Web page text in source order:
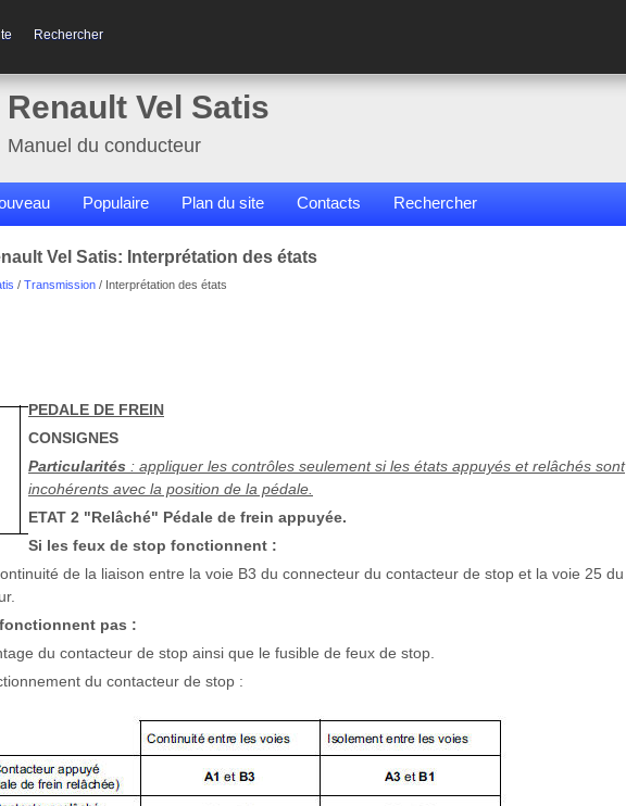
Rechercher
Renault Vel Satis
Manuel du conducteur
Populaire Plan du site Contacts Rechercher
Vel Satis: Interprétation des états
/ Transmission / Interprétation des états
PEDALE DE FREIN
CONSIGNES
Particularités : appliquer les contrôles seulement si les états appuyés et relâchés sont
incohérents avec la position de la pédale.
ETAT 2 "Relâché" Pédale de frein appuyée.
Si les feux de stop fonctionnent :
de la liaison entre la voie B3 du connecteur du contacteur de stop et la voie 25 du
pas :
du contacteur de stop ainsi que le fusible de feux de stop.
du contacteur de stop :